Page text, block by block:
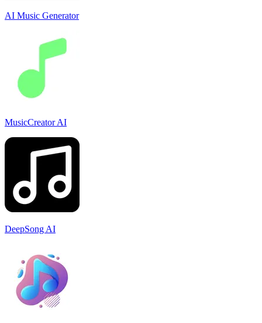
AI Music Generator
MusicCreator AI
DeepSong AI